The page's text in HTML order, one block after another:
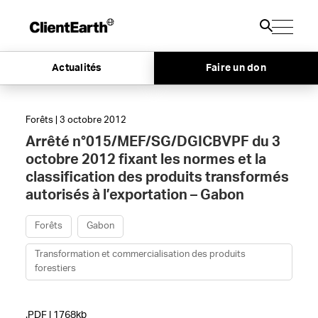
Actualités Faire un don
Forêts | 3 octobre 2012
Arrêté n°015/MEF/SG/DGICBVPF du 3
octobre 2012 fixant les normes et la
classification des produits transformés
autorisés à l’exportation – Gabon
Forêts Gabon
Transformation et commercialisation des produits
forestiers
.PDF | 1768kb